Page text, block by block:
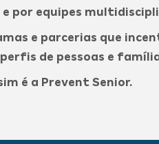
por equipes
e parcerias que
de pessoas e
é a Prevent Senior.